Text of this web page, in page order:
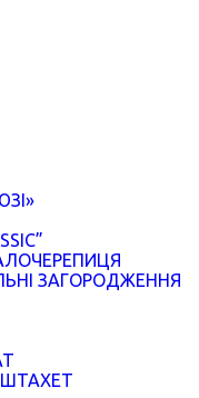
ЗАГОРОДЖЕННЯ